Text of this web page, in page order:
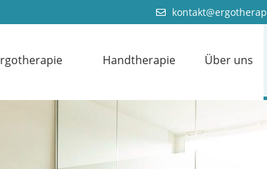
Handtherapie Über uns